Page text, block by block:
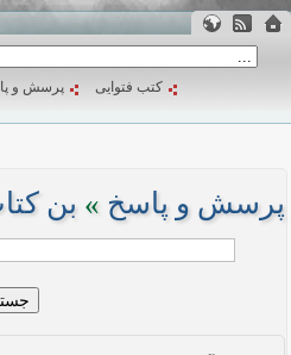
کتب فتوایی پرسش و
پرسش و پاسخ » بن